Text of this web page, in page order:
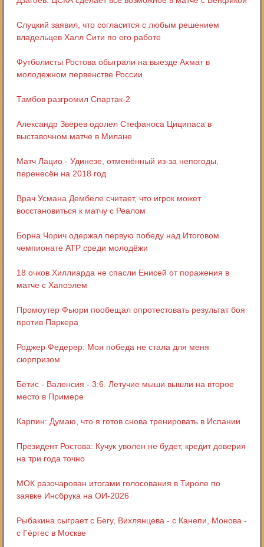
Слуцкий заявил, что согласится с любым решением
владельцев Халл Сити по его работе
Футболисты Ростова обыграли на выезде Ахмат в
молодежном первенстве России
Тамбов разгромил Спартак-2
Александр Зверев одолел Стефаноса Циципаса в
выставочном матче в Милане
Матч Лацио - Удинезе, отменённый из-за непогоды,
перенесён на 2018 год
Врач Усмана Дембеле считает, что игрок может
восстановиться к матчу с Реалом
Борна Чорич одержал первую победу над Итоговом
чемпионате АТР среди молодёжи
18 очков Хиллиарда не спасли Енисей от поражения в
матче с Хапоэлем
Промоутер Фьюри пообещал опротестовать результат боя
против Паркера
Роджер Федерер: Моя победа не стала для меня
сюрпризом
Бетис - Валенсия - 3:6. Летучие мыши вышли на второе
место в Примере
Карпин: Думаю, что я готов снова тренировать в Испании
Президент Ростова: Кучук уволен не будет, кредит доверия
на три года точно
МОК разочарован итогами голосования в Тироле по
заявке Инсбрука на ОИ-2026
Рыбакина сыграет с Бегу, Вихлянцева - с Канепи, Монова -
с Гёргес в Москве